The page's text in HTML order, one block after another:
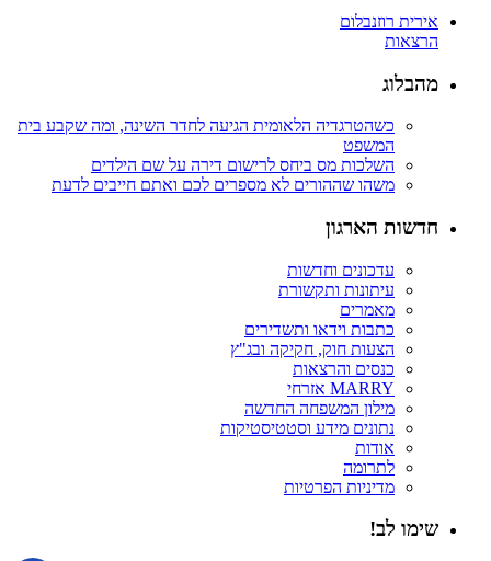
אירית רוזנבלום
הרצאות
מהבלוג
כשהטרגדיה הלאומית הגיעה לחדר השינה, ומה שקבע בית
המשפט
השלכות מס ביחס לרישום דירה על שם הילדים
משהו שההורים לא מספרים לכם ואתם חייבים לדעת
חדשות הארגון
עדכונים וחדשות
עיתונות ותקשורת
מאמרים
כתבות וידאו ותשדירים
הצעות חוק, חקיקה ובג"ץ
כנסים והרצאות
MARRY אזרחי
מילון המשפחה החדשה
נתונים מידע וסטטיסטיקות
אודות
לתרומה
מדיניות הפרטיות
שימו לב!